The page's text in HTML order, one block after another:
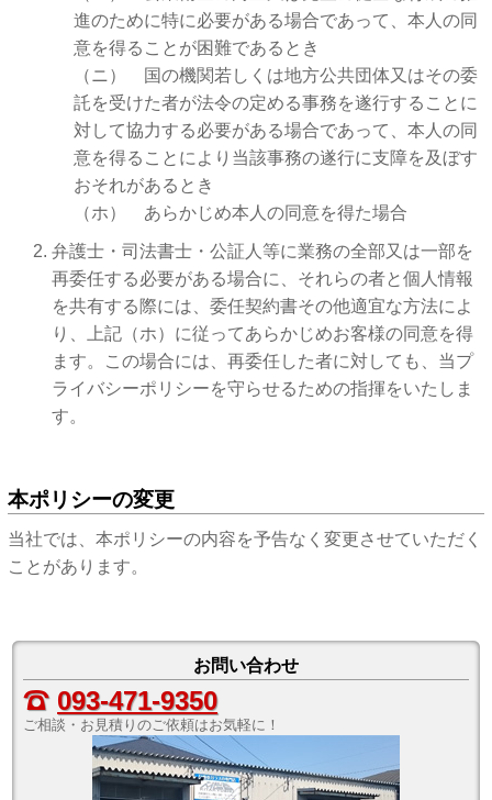
進のために特に必要がある場合であって、本人の同
意を得ることが困難であるとき
（ニ） 国の機関若しくは地方公共団体又はその委
託を受けた者が法令の定める事務を遂行することに
対して協力する必要がある場合であって、本人の同
意を得ることにより当該事務の遂行に支障を及ぼす
おそれがあるとき
（ホ） あらかじめ本人の同意を得た場合
弁護士・司法書士・公証人等に業務の全部又は一部を
再委任する必要がある場合に、それらの者と個人情報
を共有する際には、委任契約書その他適宜な方法によ
り、上記（ホ）に従ってあらかじめお客様の同意を得
ます。この場合には、再委任した者に対しても、当プ
ライバシーポリシーを守らせるための指揮をいたしま
す。
本ポリシーの変更
当社では、本ポリシーの内容を予告なく変更させていただく
ことがあります。
お問い合わせ
; 093-471-9350
ご相談・お見積りのご依頼はお気軽に！